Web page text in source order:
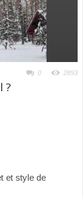
0 2893
?
et style de